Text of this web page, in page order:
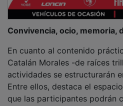
Catalán Morales -de raíces
actividades se estructurarán
Entre ellos, destaca el
que las participantes podrán
su interés, como el ganchillo,